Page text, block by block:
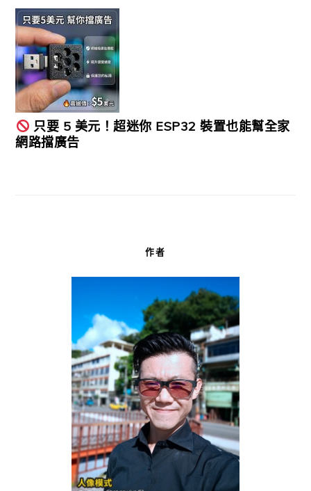
只要 5 美元！超迷你 ESP32 裝置也能幫全家
網路擋廣告
作者